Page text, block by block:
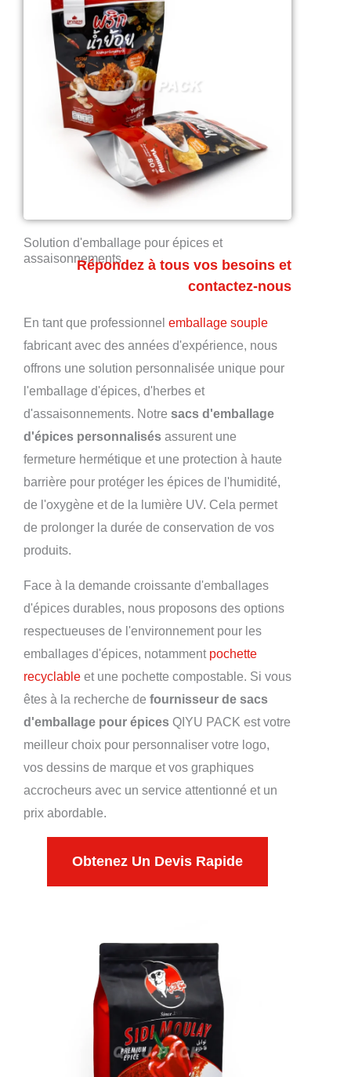
Solution d'emballage pour épices et
assaisonnementsRépondez à tous vos besoins et
contactez-nous
En tant que professionnel emballage souple
fabricant avec des années d'expérience, nous
offrons une solution personnalisée unique pour
l'emballage d'épices, d'herbes et
d'assaisonnements. Notre sacs d'emballage
d'épices personnalisés assurent une
fermeture hermétique et une protection à haute
barrière pour protéger les épices de l'humidité,
de l'oxygène et de la lumière UV. Cela permet
de prolonger la durée de conservation de vos
produits.
Face à la demande croissante d'emballages
d'épices durables, nous proposons des options
respectueuses de l'environnement pour les
emballages d'épices, notamment pochette
recyclable et une pochette compostable. Si vous
êtes à la recherche de fournisseur de sacs
d'emballage pour épices QIYU PACK est votre
meilleur choix pour personnaliser votre logo,
vos dessins de marque et vos graphiques
accrocheurs avec un service attentionné et un
prix abordable.
Obtenez Un Devis Rapide